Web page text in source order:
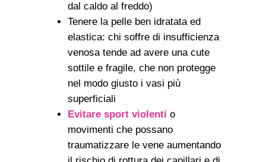
dal caldo al freddo)
Tenere la pelle ben idratata ed
elastica: chi soffre di insufficienza
venosa tende ad avere una cute
sottile e fragile, che non protegge
nel modo giusto i vasi più
superficiali
Evitare sport violenti o
movimenti che possano
traumatizzare le vene aumentando